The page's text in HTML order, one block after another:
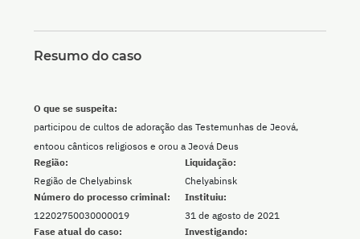
Resumo do caso
Região:
Região de Chelyabinsk
Liquidação:
Chelyabinsk
O que se suspeita:
participou de cultos de adoração das Testemunhas de Jeová,
entoou cânticos religiosos e orou a Jeová Deus
Número do processo criminal:
12202750030000019
Instituiu:
31 de agosto de 2021
Fase atual do caso:
Investigando: